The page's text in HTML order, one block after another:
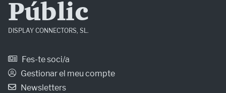
Públic
DISPLAY CONNECTORS, SL.
Fes-te soci/a
Gestionar el meu compte
Newsletters